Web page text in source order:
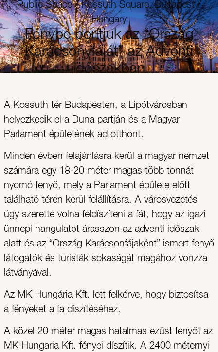
Public Space - Kossuth Square, Budapest /
Hungary
Fénybe borítjuk az “Ország
Karácsonyfáját” az Adventi
időszakban
A Kossuth tér Budapesten, a Lipótvárosban
helyezkedik el a Duna partján és a Magyar
Parlament épületének ad otthont.
Minden évben felajánlásra kerül a magyar nemzet
számára egy 18-20 méter magas több tonnát
nyomó fenyő, mely a Parlament épülete előtt
található téren kerül felállításra. A városvezetés
úgy szerette volna feldíszíteni a fát, hogy az igazi
ünnepi hangulatot árasszon az adventi időszak
alatt és az “Ország Karácsonfájaként” ismert fenyő
látogatók és turisták sokaságát magához vonzza
látványával.
Az MK Hungária Kft. lett felkérve, hogy biztosítsa
a fényeket a fa díszítéséhez.
A közel 20 méter magas hatalmas ezüst fenyőt az
MK Hungaria Kft. fényei díszítik. A 2400 méternyi